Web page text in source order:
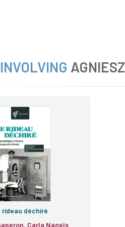
INVOLVING
rideau déchiré
Carla Nagels